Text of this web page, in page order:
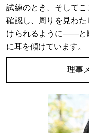
試練のとき、そして
確認し、周りを見わ
けられるように――と
に耳を傾けています。
理事